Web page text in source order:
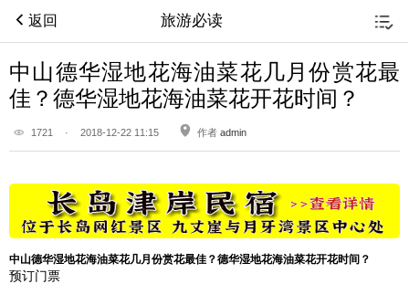
返回 旅游必读
中山德华湿地花海油菜花几月份赏花最
佳？德华湿地花海油菜花开花时间？
1721 · 2018-12-22 11:15 作者 admin
中山德华湿地花海油菜花几月份赏花最佳？德华湿地花海油菜花开花时间？
预订门票